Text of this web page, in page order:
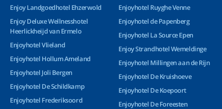
Enjoy Landgoedhotel Ehzerwold
Enjoy Deluxe Wellnesshotel
Heerlickheijd van Ermelo
Enjoyhotel Vlieland
Enjoyhotel Hollum Ameland
Enjoyhotel Joli Bergen
Enjoyhotel De Schildkamp
Enjoyhotel Frederiksoord
Enjoyhotel Ruyghe Venne
Enjoyhotel de Papenberg
Enjoyhotel La Source Epen
Enjoy Strandhotel Wemeldinge
Enjoyhotel Millingen aan de Rijn
Enjoyhotel De Kruishoeve
Enjoyhotel De Koepoort
Enjoyhotel De Foreesten